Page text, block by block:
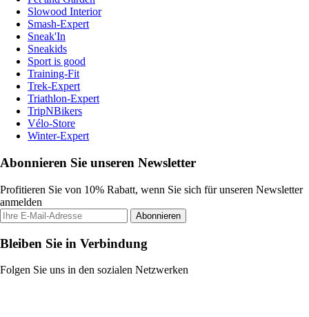
Slowood Interior
Smash-Expert
Sneak'In
Sneakids
Sport is good
Training-Fit
Trek-Expert
Triathlon-Expert
TripNBikers
Vélo-Store
Winter-Expert
Abonnieren Sie unseren Newsletter
Profitieren Sie von 10% Rabatt, wenn Sie sich für unseren Newsletter
anmelden
Abonnieren
Bleiben Sie in Verbindung
Folgen Sie uns in den sozialen Netzwerken